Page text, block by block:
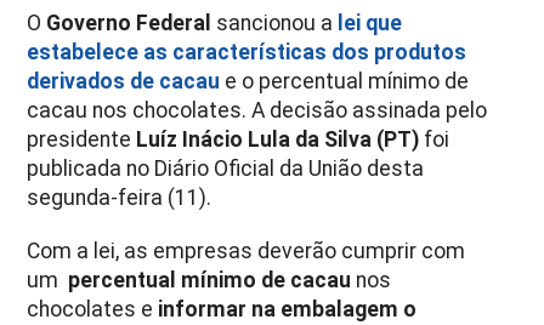
O Governo Federal sancionou a lei que
estabelece as características dos produtos
derivados de cacau e o percentual mínimo de
cacau nos chocolates. A decisão assinada pelo
presidente Luíz Inácio Lula da Silva (PT) foi
publicada no Diário Oficial da União desta
segunda-feira (11).
Com a lei, as empresas deverão cumprir com
um percentual mínimo de cacau nos
chocolates e informar na embalagem o